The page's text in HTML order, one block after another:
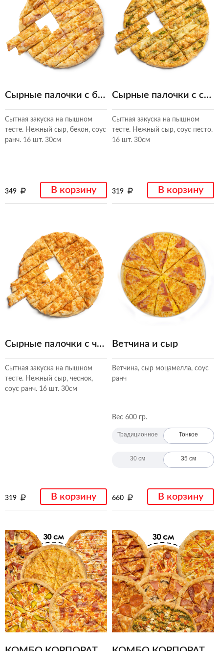
Сырные палочки с беконом
Сытная закуска на пышном
тесте. Нежный сыр, бекон, соус
ранч. 16 шт. 30см
349 В корзину
Сырные палочки с соусом песто
Сытная закуска на пышном
тесте. Нежный сыр, соус песто.
16 шт. 30см
319 В корзину
Сырные палочки с чесноком
Сытная закуска на пышном
тесте. Нежный сыр, чеснок,
соус ранч. 16 шт. 30см
319 В корзину
Ветчина и сыр
Ветчина, сыр моцамелла, соус
ранч
Вес 600 гр.
Традиционное Тонкое
30 см 35 см
660 В корзину